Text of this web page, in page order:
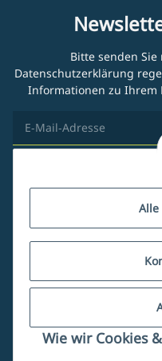
Alle
Wie wir Cookies
Bitte senden
Datenschutzerklärung
Informationen zu Ihrem